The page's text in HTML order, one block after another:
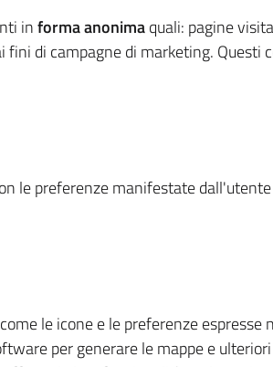
informa anonimaquali: pagine
di campagne di marketing. Questi
le preferenze manifestate
le icone e le preferenze espresse
per generare le mappe e